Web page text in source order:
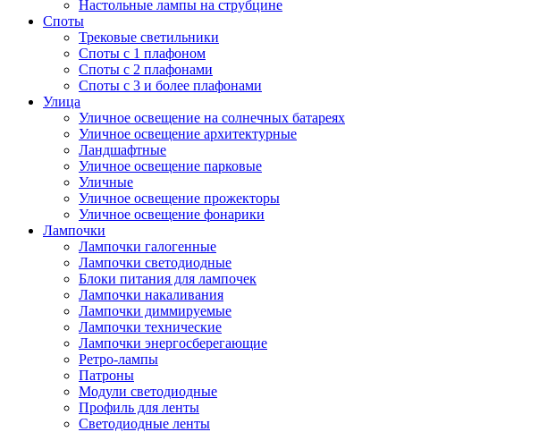
Настольные лампы на струбцине
Споты
Трековые светильники
Споты с 1 плафоном
Споты с 2 плафонами
Споты с 3 и более плафонами
Улица
Уличное освещение на солнечных батареях
Уличное освещение архитектурные
Ландшафтные
Уличное освещение парковые
Уличные
Уличное освещение прожекторы
Уличное освещение фонарики
Лампочки
Лампочки галогенные
Лампочки светодиодные
Блоки питания для лампочек
Лампочки накаливания
Лампочки диммируемые
Лампочки технические
Лампочки энергосберегающие
Ретро-лампы
Патроны
Модули светодиодные
Профиль для ленты
Светодиодные ленты